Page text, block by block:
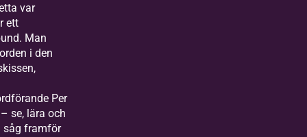
var
ett
Man
i den
Per
se, lära och
såg framför